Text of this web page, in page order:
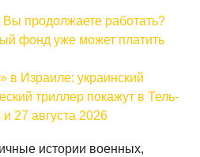
продолжаете работать?
фонд уже может платить
в Израиле: украинский
триллер покажут в Тель-
27 августа 2026
истории военных,